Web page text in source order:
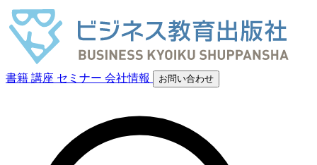
書籍 講座 セミナー 会社情報 お問い合わせ